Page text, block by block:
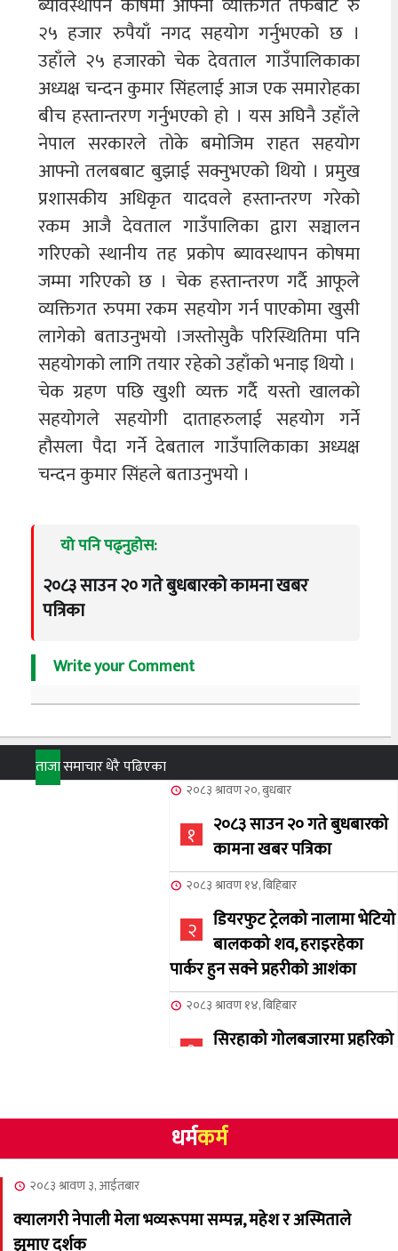
२५ हजार रुपैयाँ नगद सहयोग गर्नुभएको छ ।
उहाँले २५ हजारको चेक देवताल गाउँपालिकाका
अध्यक्ष चन्दन कुमार सिंहलाई आज एक समारोहका
बीच हस्तान्तरण गर्नुभएको हो । यस अघिनै उहाँले
नेपाल सरकारले तोके बमोजिम राहत सहयोग
आफ्नो तलबबाट बुझाई सक्नुभएको थियो । प्रमुख
प्रशासकीय अधिकृत यादवले हस्तान्तरण गरेको
रकम आजै देवताल गाउँपालिका द्वारा सञ्चालन
गरिएको स्थानीय तह प्रकोप ब्यावस्थापन कोषमा
जम्मा गरिएको छ । चेक हस्तान्तरण गर्दै आफूले
व्यक्तिगत रुपमा रकम सहयोग गर्न पाएकोमा खुसी
लागेको बताउनुभयो ।जस्तोसुकै परिस्थितिमा पनि
सहयोगको लागि तयार रहेको उहाँको भनाइ थियो ।
चेक ग्रहण पछि खुशी व्यक्त गर्दै यस्तो खालको
सहयोगले सहयोगी दाताहरुलाई सहयोग गर्ने
हौसला पैदा गर्ने देबताल गाउँपालिकाका अध्यक्ष
चन्दन कुमार सिंहले बताउनुभयो ।
यो पनि पढ्नुहोस:
२०८३ साउन २० गते बुधबारको कामना खबर
पत्रिका
Write your Comment
ताजासमाचारधेरै पढिएका
२०८३ श्रावण २०, बुधबार
१
२०८३ साउन २० गते बुधबारको
कामना खबर पत्रिका
२०८३ श्रावण १४, बिहिबार
२
डियरफुट ट्रेलको नालामा भेटियो
बालकको शव, हराइरहेका
पार्कर हुन सक्ने प्रहरीको आशंका
२०८३ श्रावण १४, बिहिबार
३
सिरहाको गोलबजारमा प्रहरिको
४
NCSC को अध्यक्षमा घनेन्द्र
न्यौपाने बिजयी
नेप्लिज सोसाइटि अफ
धर्मकर्म
२०८३ श्रावण ३, आईतबार
क्यालगरी नेपाली मेला भव्यरूपमा सम्पन्न, महेश र अस्मिताले